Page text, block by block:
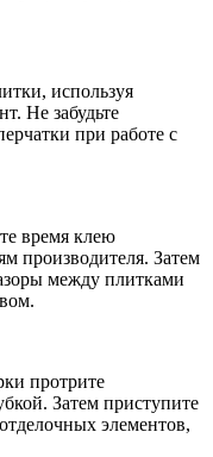
используя
Не забудьте
при работе с
время клею
производителя. Затем
между плитками
протрите
Затем приступите
элементов,